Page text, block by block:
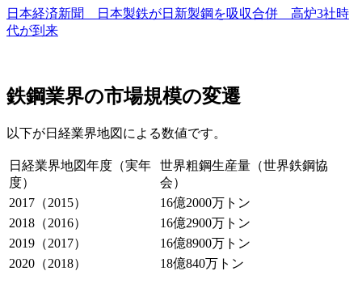
日本経済新聞 日本製鉄が日新製鋼を吸収合併 高炉3社時
代が到来
鉄鋼業界の市場規模の変遷
以下が日経業界地図による数値です。
日経業界地図年度（実年
度）
世界粗鋼生産量（世界鉄鋼協
会）
2017（2015）
16億2000万トン
2018（2016）
16億2900万トン
2019（2017）
16億8900万トン
2020（2018）
18億840万トン